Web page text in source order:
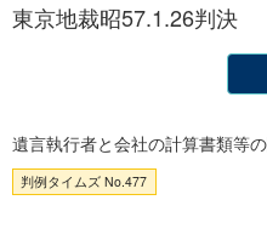
東京地裁昭57.1.26判決
遺言執行者と会社の計算書類等
判例タイムズ No.477